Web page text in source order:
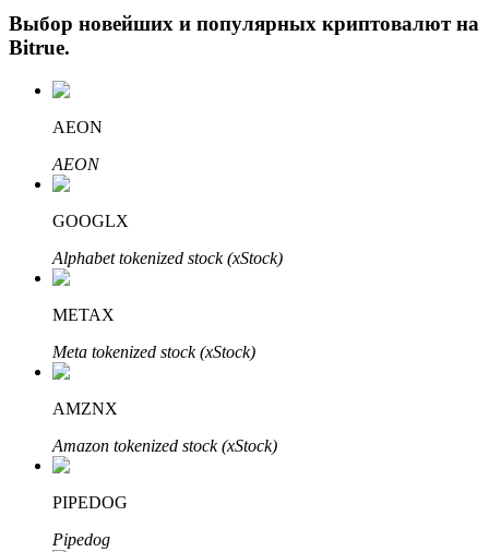
Авто Инвест
Получите долгосрочную прибыль и гибкие проценты
Изучите стейкинг
Узнайте о пассивном доходе
Выбор новейших и популярных криптовалют на
Bitrue.
AEON
AEON
GOOGLX
Alphabet tokenized stock (xStock)
METAX
Meta tokenized stock (xStock)
AMZNX
Amazon tokenized stock (xStock)
PIPEDOG
Pipedog